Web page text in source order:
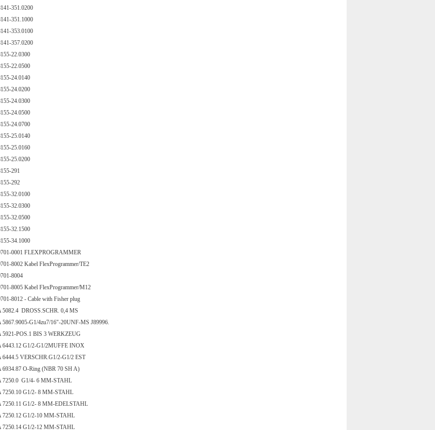
351.0200
351.1000
353.0100
357.0200
22.0300
22.0500
24.0140
24.0200
24.0300
24.0500
24.0700
25.0140
25.0160
25.0200
291
292
32.0100
32.0300
32.0500
32.1500
34.1000
0001 FLEXPROGRAMMER
8002 Kabel FlexProgrammer/TE2
8004
8005 Kabel FlexProgrammer/M12
8012 - Cable with Fisher plug
5082.4 DROSS.SCHR. 0,4 MS
5867.9005-G1/4zu7/16"-20UNF-MS J89996.
5921-POS.1 BIS 3 WERKZEUG
6443.12 G1/2-G1/2MUFFE INOX
6444.5 VERSCHR.G1/2-G1/2 EST
6934.87 O-Ring (NBR 70 SH A)
7250.0 G1/4- 6 MM-STAHL
7250.10 G1/2- 8 MM-STAHL
7250.11 G1/2- 8 MM-EDELSTAHL
7250.12 G1/2-10 MM-STAHL
7250.14 G1/2-12 MM-STAHL